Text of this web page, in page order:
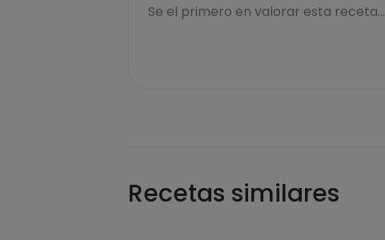
Se el primero en valorar esta receta...
Recetas similares